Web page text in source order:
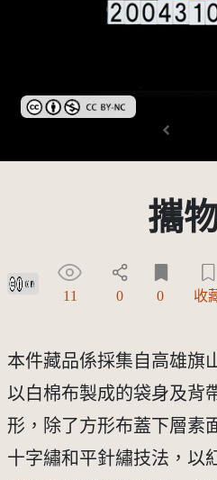
創用CC姓名標示-非
攜
創用CC姓名標示 3.0 台灣及其後版本(CC
11 0 0 收
本件藏品係採集自高雄旗
以白棉布製成的袋身及背
形，除了方形布蓋下層素
十字繡和平針繡技法，以